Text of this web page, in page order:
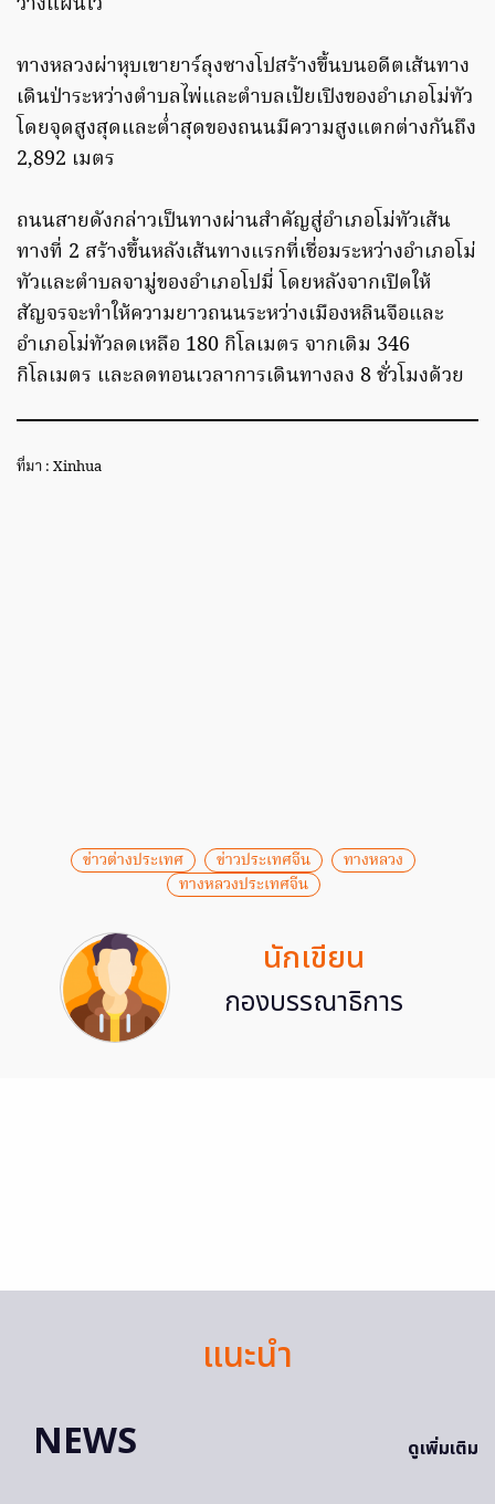
ทางหลวงผ่าหุบเขายาร์ลุงซางโปสร้างขึ้นบนอดีตเส้นทาง
เดินป่าระหว่างตำบลไพ่และตำบลเป้ยเปิงของอำเภอโม่ทัว
โดยจุดสูงสุดและต่ำสุดของถนนมีความสูงแตกต่างกันถึง
2,892 เมตร
ถนนสายดังกล่าวเป็นทางผ่านสำคัญสู่อำเภอโม่ทัวเส้น
ทางที่ 2 สร้างขึ้นหลังเส้นทางแรกที่เชื่อมระหว่างอำเภอโม่
ทัวและตำบลจามู่ของอำเภอโปมี่ โดยหลังจากเปิดให้
สัญจรจะทำให้ความยาวถนนระหว่างเมืองหลินจือและ
อำเภอโม่ทัวลดเหลือ 180 กิโลเมตร จากเดิม 346
กิโลเมตร และลดทอนเวลาการเดินทางลง 8 ชั่วโมงด้วย
ที่มา : Xinhua
ข่าวต่างประเทศ ข่าวประเทศจีน
ทางหลวง
ทางหลวงประเทศจีน
นักเขียน
กองบรรณาธิการ
แนะนำ
NEWS
ดูเพิ่มเติม